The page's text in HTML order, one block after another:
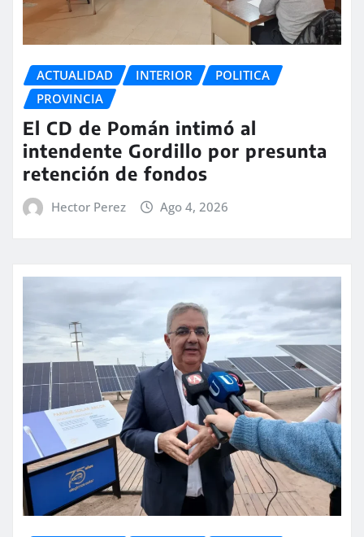
ACTUALIDAD INTERIOR
POLITICA
PROVINCIA
El CD de Pomán intimó al
intendente Gordillo por presunta
retención de fondos
Hector Perez Ago 4, 2026